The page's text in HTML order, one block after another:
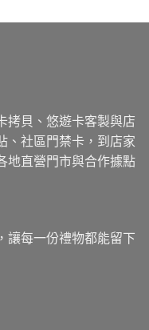
拷貝、悠遊卡客製與店
、社區門禁卡，到店家
地直營門市與合作據點
讓每一份禮物都能留下